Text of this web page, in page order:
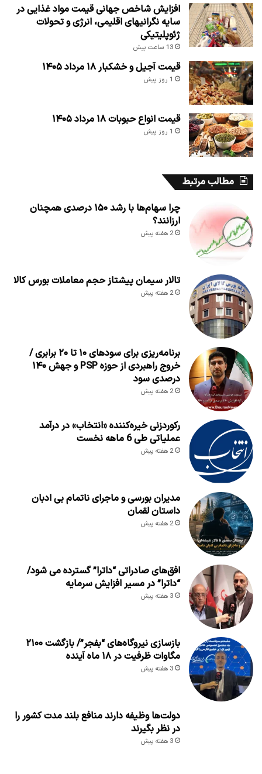
افزایش شاخص جهانی قیمت مواد غذایی در
سایه نگرانیهای اقلیمی، انرژی و تحولات
ژئوپلیتیکی
13 ساعت پیش
قیمت آجیل و خشکبار ۱۸ مرداد ۱۴۰۵
1 روز پیش
قیمت انواع حبوبات ۱۸ مرداد ۱۴۰۵
1 روز پیش
مطالب مرتبط
چرا سهام‌ها با رشد ۱۵۰ درصدی همچنان
ارزانند؟
2 هفته پیش
تالار سیمان پیشتاز حجم معاملات بورس کالا
2 هفته پیش
برنامه‌ریزی برای سود‌های ۱۰ تا ۲۰ برابری /
خروج راهبردی از حوزه PSP و جهش ۱۴۰
درصدی سود
2 هفته پیش
رکوردزنی خیره‌کننده «انتخاب» در درآمد
عملیاتی طی 6 ماهه نخست
2 هفته پیش
مدیران بورسی و ماجرای ناتمام بی ادبان
داستان لقمان
2 هفته پیش
افق‌های صادراتی “داترا” گسترده می شود/
“داترا” در مسیر افزایش سرمایه
3 هفته پیش
بازسازی نیروگاه‌های “بفجر”/ بازگشت ۲۱۰۰
مگاوات ظرفیت در ۱۸ ماه آینده
3 هفته پیش
دولت‌ها وظیفه دارند منافع بلند مدت کشور را
در نظر بگیرند
3 هفته پیش